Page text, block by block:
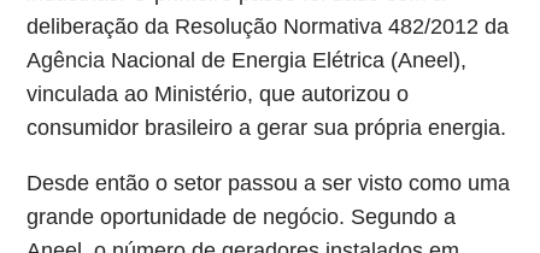
deliberação da Resolução Normativa 482/2012 da
Agência Nacional de Energia Elétrica (Aneel),
vinculada ao Ministério, que autorizou o
consumidor brasileiro a gerar sua própria energia.
Desde então o setor passou a ser visto como uma
grande oportunidade de negócio. Segundo a